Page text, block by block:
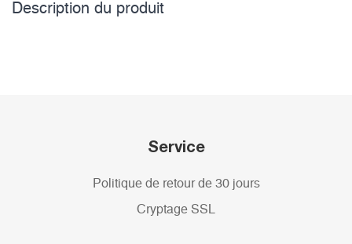
Description du­ produit
Service
Politique de retour de 30 jours
Cryptage SSL